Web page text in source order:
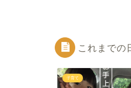
これまでの
子育て